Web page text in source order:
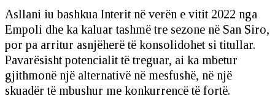
Asllani iu bashkua Interit në verën e vitit 2022 nga
Empoli dhe ka kaluar tashmë tre sezone në San Siro,
por pa arritur asnjëherë të konsolidohet si titullar.
Pavarësisht potencialit të treguar, ai ka mbetur
gjithmonë një alternativë në mesfushë, në një
skuadër të mbushur me konkurrencë të fortë.